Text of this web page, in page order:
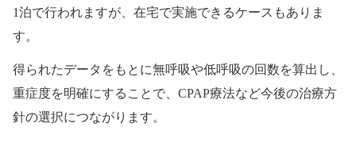
1泊で行われますが、在宅で実施できるケースもありま
す。
得られたデータをもとに無呼吸や低呼吸の回数を算出し、
重症度を明確にすることで、CPAP療法など今後の治療方
針の選択につながります。